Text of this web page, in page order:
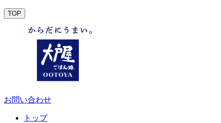
TOP
お問い合わせ
トップ